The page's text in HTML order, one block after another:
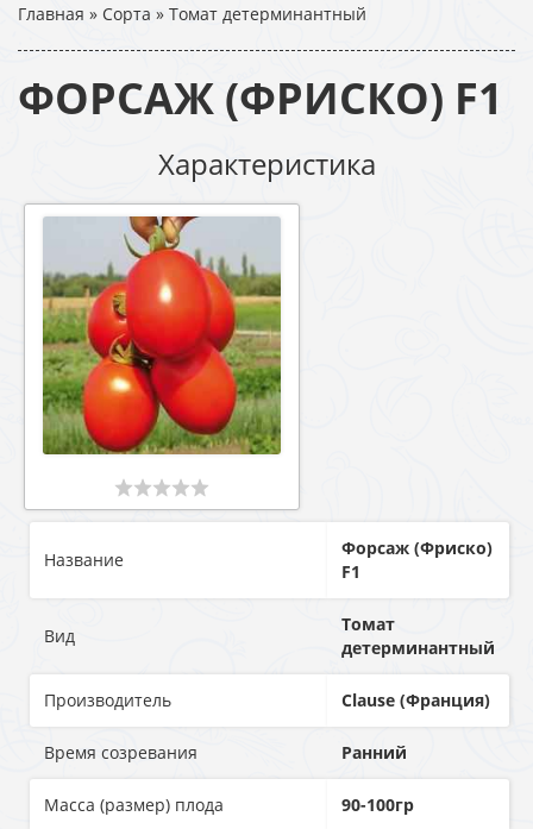
Главная » Сорта » Томат детерминантный
ФОРСАЖ (ФРИСКО) F1
Характеристика
Название
Форсаж (Фриско)
F1
Вид
Томат
детерминантный
Производитель Clause (Франция)
Время созревания Ранний
Масса (размер) плода 90-100гр